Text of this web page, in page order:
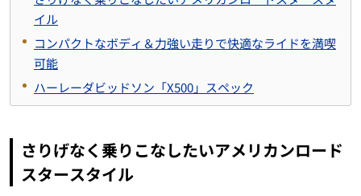
イル
コンパクトなボディ＆力強い走りで快適なライドを満喫
可能
ハーレーダビッドソン「X500」スペック
さりげなく乗りこなしたいアメリカンロード
スタースタイル